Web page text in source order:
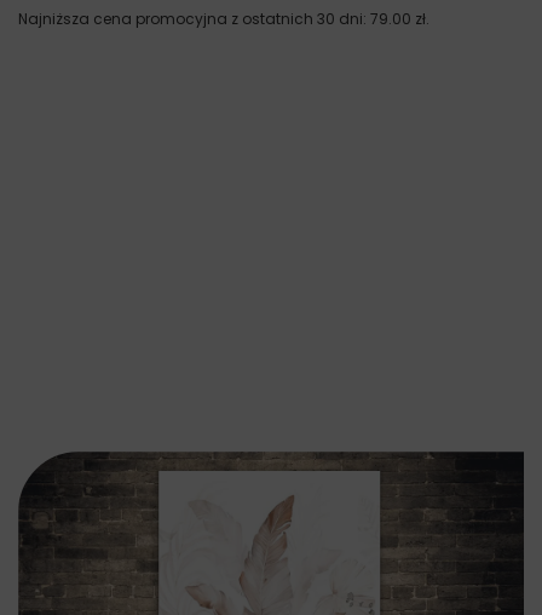
Najniższa cena promocyjna z ostatnich 30 dni: 79.00 zł.